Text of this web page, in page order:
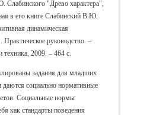
Слабинского "Древо характера",
в его книге Слабинский В.Ю.
динамическая
Практическое руководство. –
2009. – 464 с.
задания для младших
даются социально нормативные
Социальные нормы
как стандарты поведения